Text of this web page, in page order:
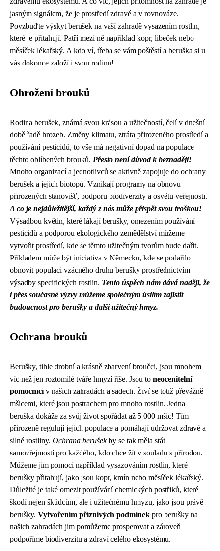
jasným signálem, že je prostředí zdravé a v rovnováze.
Povzbuďte výskyt berušek na vaší zahradě vysazením rostlin,
které je přitahují. Patří mezi ně například kopr, libeček nebo
měsíček lékařský. A kdo ví, třeba se vám poštěstí a beruška si u
vás dokonce založí i svou rodinu!
Ohrožení brouků
Rodina berušek, známá svou krásou a užitečností, čelí v dnešní
době řadě hrozeb. Změny klimatu, ztráta přirozeného prostředí a
používání pesticidů, to vše má negativní dopad na populace
těchto oblíbených brouků. Přesto není důvod k beznaději!
Mnoho organizací a jednotlivců se aktivně zapojuje do ochrany
berušek a jejich biotopů. Vznikají programy na obnovu
přirozených stanovišť, podporu biodiverzity a osvětu veřejnosti.
A co je nejdůležitější, každý z nás může přispět svou troškou!
Výsadbou květin, které lákají berušky, omezením používání
pesticidů a podporou ekologického zemědělství můžeme
vytvořit prostředí, kde se těmto užitečným tvorům bude dařit.
Příkladem může být iniciativa v Německu, kde se podařilo
obnovit populaci vzácného druhu berušky prostřednictvím
výsadby specifických rostlin. Tento úspěch nám dává naději, že
i přes současné výzvy můžeme společným úsilím zajistit
budoucnost pro berušky a další užitečný hmyz.
Ochrana brouků
Berušky, tihle drobní a krásně zbarvení broučci, jsou mnohem
víc než jen roztomilé tváře hmyzí říše. Jsou to neocenitelní
pomocníci v našich zahradách a sadech. Živí se totiž převážně
mšicemi, které jsou postrachem pro mnoho rostlin. Jedna
beruška dokáže za svůj život spořádat až 5 000 mšic! Tím
přirozeně regulují jejich populace a pomáhají udržovat zdravé a
silné rostliny. Ochrana berušekby se tak měla stát
samozřejmostí pro každého, kdo chce žít v souladu s přírodou.
Můžeme jim pomoci například vysazováním rostlin, které
berušky přitahují, jako jsou kopr, kmín nebo měsíček lékařský.
Důležité je také omezit používání chemických postřiků, které
škodí nejen škůdcům, ale i užitečnému hmyzu, jako jsou právě
berušky. Vytvořením příznivých podmínek pro berušky na
našich zahradách jim pomůžeme prosperovat a zároveň
podpoříme biodiverzitu a zdraví celého ekosystému.